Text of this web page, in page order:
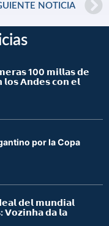
NOTICIA
100 𝗺𝗶𝗹𝗹𝗮𝘀 𝗱𝗲
𝗹𝗼𝘀 𝗔𝗻𝗱𝗲𝘀 𝗰𝗼𝗻 𝗲𝗹
por la Copa
𝗱𝗲𝗹 𝗺𝘂𝗻𝗱𝗶𝗮𝗹
𝗩𝗼𝘇𝗶𝗻𝗵𝗮 𝗱𝗮 𝗹𝗮